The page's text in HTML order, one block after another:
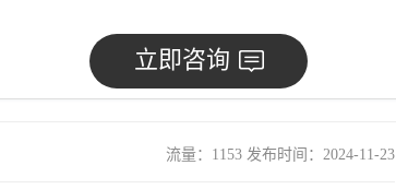
立即咨询
流量：1153 发布时间：2024-11-23